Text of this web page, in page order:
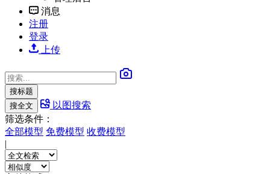
消息
注册
登录
上传
搜标题
搜全文
以图搜索
筛选条件：
全部模型 免费模型 收费模型
|